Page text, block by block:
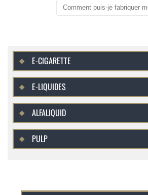
Comment puis-je fabriquer
E-CIGARETTE
E-LIQUIDES
ALFALIQUID
PULP